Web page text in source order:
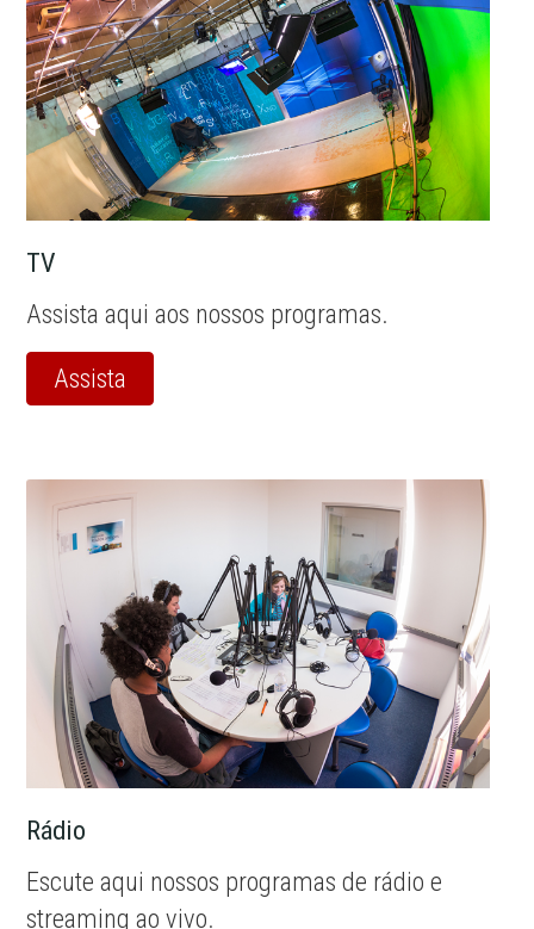
TV
Assista aqui aos nossos programas.
Assista
Rádio
Escute aqui nossos programas de rádio e
streaming ao vivo.